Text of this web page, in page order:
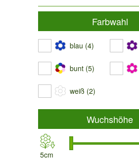
Farbwahl
blau (4)
bunt (5)
weiß (2)
Wuchshöhe
5cm